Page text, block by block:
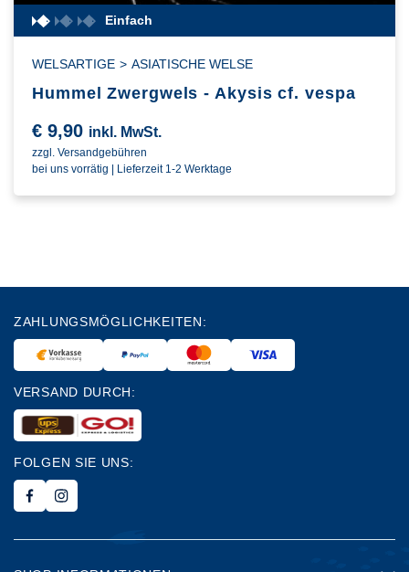
Einfach
WELSARTIGE > ASIATISCHE WELSE
Hummel Zwergwels - Akysis cf. vespa
€ 9,90 inkl. MwSt.
zzgl. Versandgebühren
bei uns vorrätig | Lieferzeit 1-2 Werktage
ZAHLUNGSMÖGLICHKEITEN:
VERSAND DURCH:
FOLGEN SIE UNS: